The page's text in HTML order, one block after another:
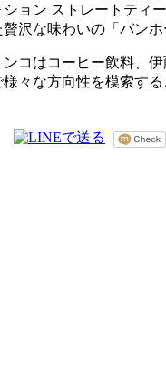
ション ストレートティ
沢な味わいの「バン
コはコーヒー飲料、
々な方向性を模索す